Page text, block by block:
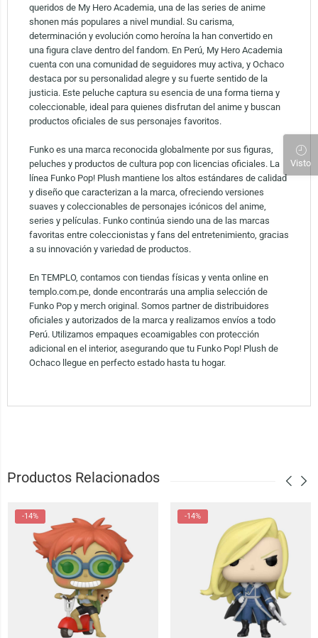
queridos de My Hero Academia, una de las series de anime
shonen más populares a nivel mundial. Su carisma,
determinación y evolución como heroína la han convertido en
una figura clave dentro del fandom. En Perú, My Hero Academia
cuenta con una comunidad de seguidores muy activa, y Ochaco
destaca por su personalidad alegre y su fuerte sentido de la
justicia. Este peluche captura su esencia de una forma tierna y
coleccionable, ideal para quienes disfrutan del anime y buscan
productos oficiales de sus personajes favoritos.
Funko es una marca reconocida globalmente por sus figuras,
peluches y productos de cultura pop con licencias oficiales. La
línea Funko Pop! Plush mantiene los altos estándares de calidad
y diseño que caracterizan a la marca, ofreciendo versiones
suaves y coleccionables de personajes icónicos del anime,
series y películas. Funko continúa siendo una de las marcas
favoritas entre coleccionistas y fans del entretenimiento, gracias
a su innovación y variedad de productos.
En TEMPLO, contamos con tiendas físicas y venta online en
templo.com.pe, donde encontrarás una amplia selección de
Funko Pop y merch original. Somos partner de distribuidores
oficiales y autorizados de la marca y realizamos envíos a todo
Perú. Utilizamos empaques ecoamigables con protección
adicional en el interior, asegurando que tu Funko Pop! Plush de
Ochaco llegue en perfecto estado hasta tu hogar.
Productos Relacionados
-14% -14%
Visto